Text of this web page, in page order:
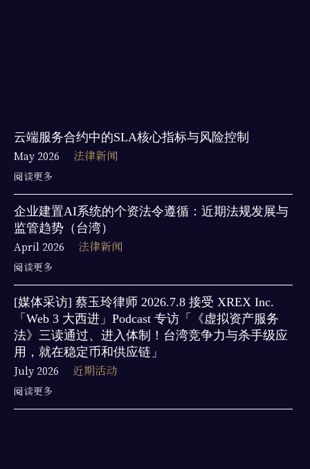
云端服务合约中的SLA核心指标与风险控制
May 2026
法律新闻
阅读更多
企业建置AI系统的个资法令遵循：近期法规发展与
监管趋势（台湾）
April 2026
法律新闻
阅读更多
[媒体采访] 蔡玉玲律师 2026.7.8 接受 XREX Inc.
「Web 3 大西进」Podcast 专访「《虚拟资产服务
法》三读通过、进入体制！台湾竞争力与杀手级应
用，就在稳定币和供应链」
July 2026
近期活动
阅读更多